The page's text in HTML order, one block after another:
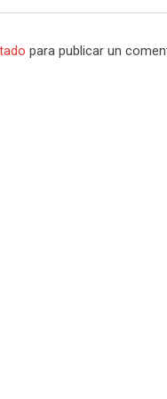
para publicar un